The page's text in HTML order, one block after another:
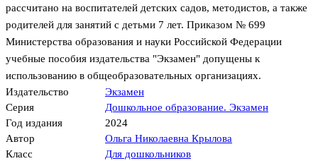
рассчитано на воспитателей детских садов, методистов, а также
родителей для занятий с детьми 7 лет. Приказом № 699
Министерства образования и науки Российской Федерации
учебные пособия издательства "Экзамен" допущены к
использованию в общеобразовательных организациях.
Издательство
Экзамен
Серия
Дошкольное образование. Экзамен
Год издания
2024
Автор
Ольга Николаевна Крылова
Класс
Для дошкольников